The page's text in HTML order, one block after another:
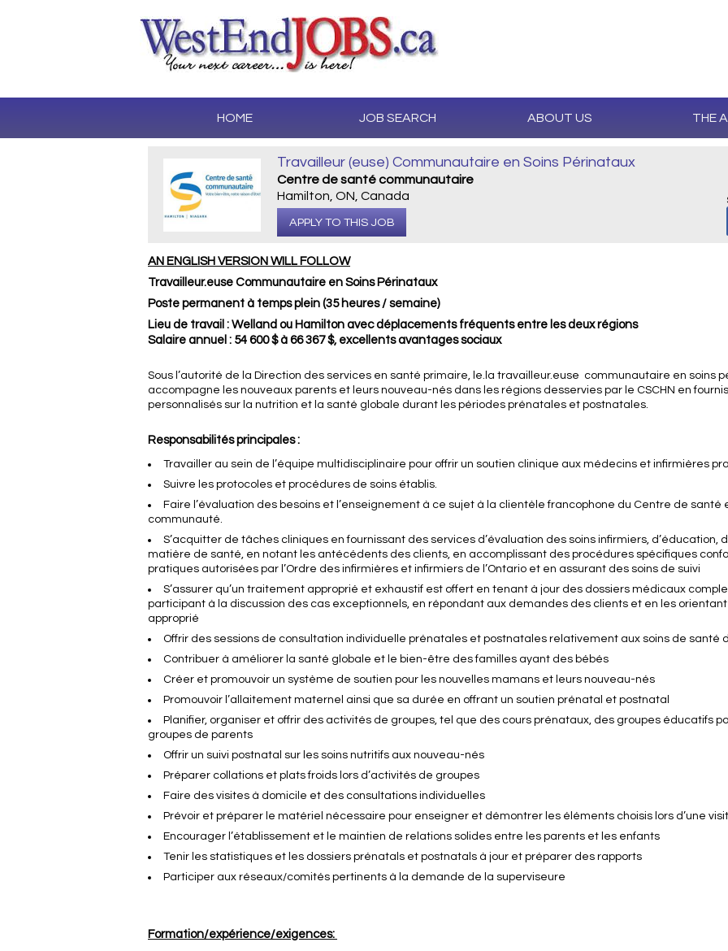
HOME JOB SEARCH ABOUT US THE
Travailleur (euse) Communautaire en Soins Périnataux
Centre de santé communautaire
Hamilton, ON, Canada
APPLY TO THIS JOB
AN ENGLISH VERSION WILL FOLLOW
Travailleur.euse Communautaire en Soins Périnataux
Poste permanent à temps plein (35 heures / semaine)
Lieu de travail : Welland ou Hamilton avec déplacements fréquents entre les deux régions
Salaire annuel : 54 600 $ à 66 367 $, excellents avantages sociaux
Sous l’autorité de la Direction des services en santé primaire, le.la travailleur.euse communautaire en soins
accompagne les nouveaux parents et leurs nouveau-nés dans les régions desservies par le CSCHN en
personnalisés sur la nutrition et la santé globale durant les périodes prénatales et postnatales.
Responsabilités principales :
Travailler au sein de l’équipe multidisciplinaire pour offrir un soutien clinique aux médecins et infirmières
Suivre les protocoles et procédures de soins établis.
Faire l’évaluation des besoins et l’enseignement à ce sujet à la clientèle francophone du Centre de santé
communauté.
S’acquitter de tâches cliniques en fournissant des services d’évaluation des soins infirmiers, d’éducation,
matière de santé, en notant les antécédents des clients, en accomplissant des procédures spécifiques
pratiques autorisées par l’Ordre des infirmières et infirmiers de l’Ontario et en assurant des soins de suivi
S’assurer qu’un traitement approprié et exhaustif est offert en tenant à jour des dossiers médicaux
participant à la discussion des cas exceptionnels, en répondant aux demandes des clients et en les
approprié
Offrir des sessions de consultation individuelle prénatales et postnatales relativement aux soins de santé
Contribuer à améliorer la santé globale et le bien-être des familles ayant des bébés
Créer et promouvoir un système de soutien pour les nouvelles mamans et leurs nouveau-nés
Promouvoir l’allaitement maternel ainsi que sa durée en offrant un soutien prénatal et postnatal
Planifier, organiser et offrir des activités de groupes, tel que des cours prénataux, des groupes éducatifs
groupes de parents
Offrir un suivi postnatal sur les soins nutritifs aux nouveau-nés
Préparer collations et plats froids lors d’activités de groupes
Faire des visites à domicile et des consultations individuelles
Prévoir et préparer le matériel nécessaire pour enseigner et démontrer les éléments choisis lors d’une
Encourager l’établissement et le maintien de relations solides entre les parents et les enfants
Tenir les statistiques et les dossiers prénatals et postnatals à jour et préparer des rapports
Participer aux réseaux/comités pertinents à la demande de la superviseure
Formation/expérience/exigences: